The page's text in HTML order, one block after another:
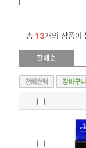
총 13개의 상품이